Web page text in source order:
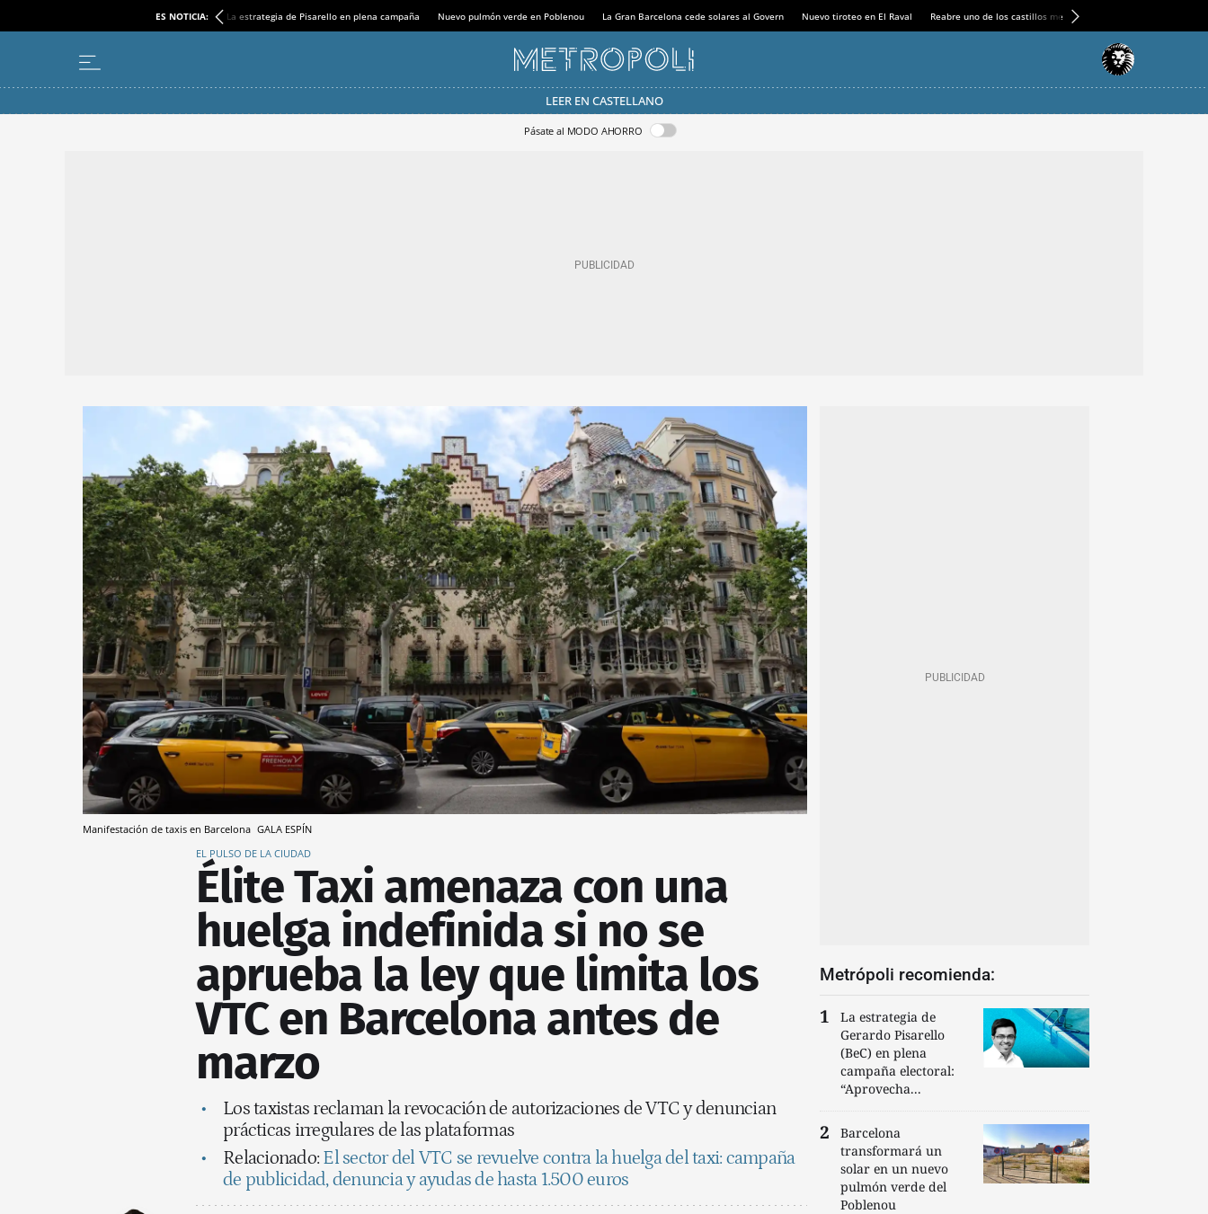
ES NOTICIA: La estrategia de Pisarello en plena campaña Nuevo pulmón verde en Poblenou La Gran Barcelona cede solares al Govern Nuevo tiroteo en El Raval Reabre uno de los castillos medievales más espectaculares
LEER EN CASTELLANO
Pásate al MODO AHORRO
Manifestación de taxis en Barcelona GALA ESPÍN
EL PULSO DE LA CIUDAD
Élite Taxi amenaza con una
huelga indefinida si no se
aprueba la ley que limita los
VTC en Barcelona antes de
marzo
Los taxistas reclaman la revocación de autorizaciones de VTC y denuncian
prácticas irregulares de las plataformas
Relacionado: El sector del VTC se revuelve contra la huelga del taxi: campaña
de publicidad, denuncia y ayudas de hasta 1.500 euros
Metrópoli recomienda:
La estrategia de
Gerardo Pisarello
(BeC) en plena
campaña electoral:
“Aprovecha...
Barcelona
transformará un
solar en un nuevo
pulmón verde del
Poblenou